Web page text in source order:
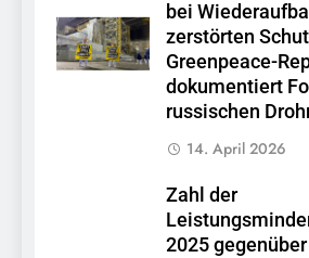
bei
zerstörten
Greenpeace-
dokumentiert
russischen
14. April 2026
Zahl der
2025